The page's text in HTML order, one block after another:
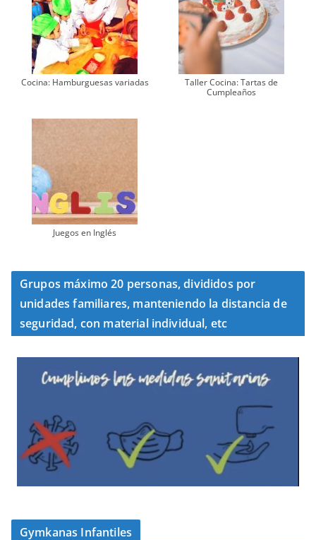
Cocina: Hamburguesas variadas
Taller Cocina: Tartas de
Cumpleaños
Juegos en Inglés
Grupos máximo 20 personas, divididos por
unidades familiares, manteniendo la distancia de
seguridad, con material individual, etc
Gymkanas Infantiles